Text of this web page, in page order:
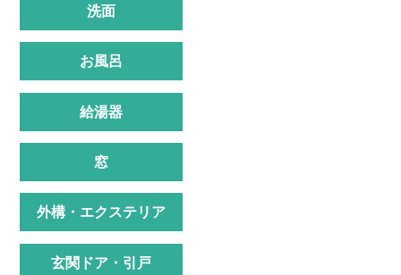
洗面
お風呂
給湯器
窓
外構・エクステリア
玄関ドア・引戸